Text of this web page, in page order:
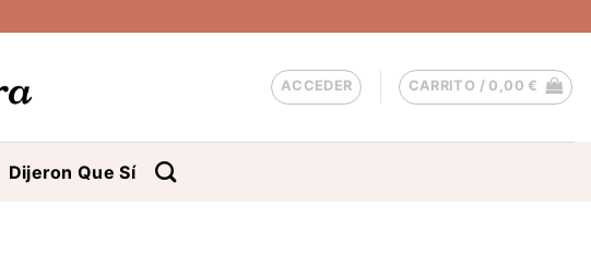
ACCEDER CARRITO / 0,00€
Dijeron Que Sí